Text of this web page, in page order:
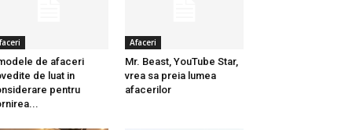
de afaceri
de luat in
pentru
Afaceri
Mr. Beast, YouTube Star,
vrea sa preia lumea
afacerilor